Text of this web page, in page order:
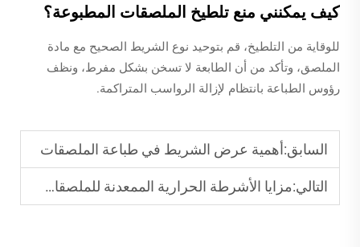
كيف يمكنني منع تلطيخ الملصقات المطبوعة؟
للوقاية من التلطيخ، قم بتوحيد نوع الشريط الصحيح مع مادة
الملصق، وتأكد من أن الطابعة لا تسخن بشكل مفرط، ونظف
رؤوس الطباعة بانتظام لإزالة الرواسب المتراكمة.
السابق:أهمية عرض الشريط في طباعة الملصقات
التالي:مزايا الأشرطة الحرارية الممعدنة للملصقات الفاخرة